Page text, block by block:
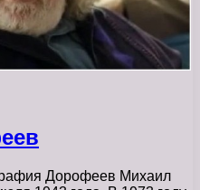
Дорофеев Михаил